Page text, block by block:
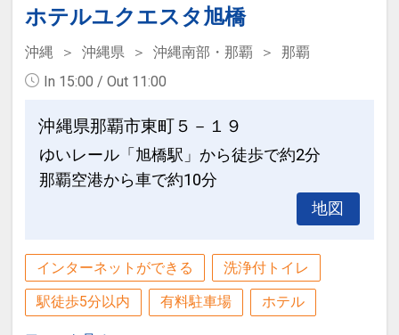
ません。
※割引適用後のご旅行代金は、カレンダ
ーからお進みいただいた後表示される
さい。
設定期間：2026年6月1日～2026年10月
インターネットコース番号：DP-1-
17510716
ホテルユクエスタ旭橋
沖縄 沖縄県 沖縄南部・那覇
那覇
In 15:00 / Out 11:00
沖縄県那覇市東町５－１９
ゆいレール「旭橋駅」から徒歩で約2分
那覇空港から車で約10分
地図
インターネットができる 洗浄付トイレ
駅徒歩5分以内 有料駐車場 ホテル